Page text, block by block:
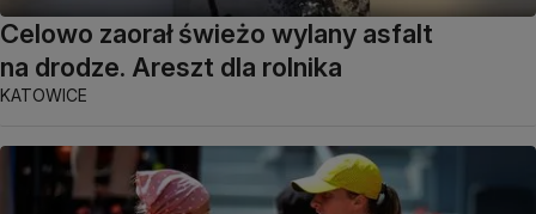
Celowo zaorał świeżo wylany asfalt
na drodze. Areszt dla rolnika
KATOWICE